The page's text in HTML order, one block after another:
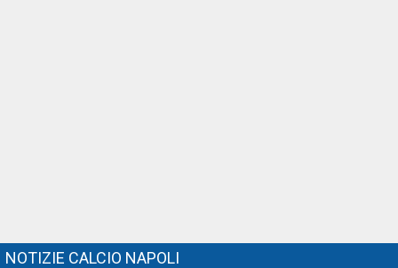
NOTIZIE CALCIO NAPOLI